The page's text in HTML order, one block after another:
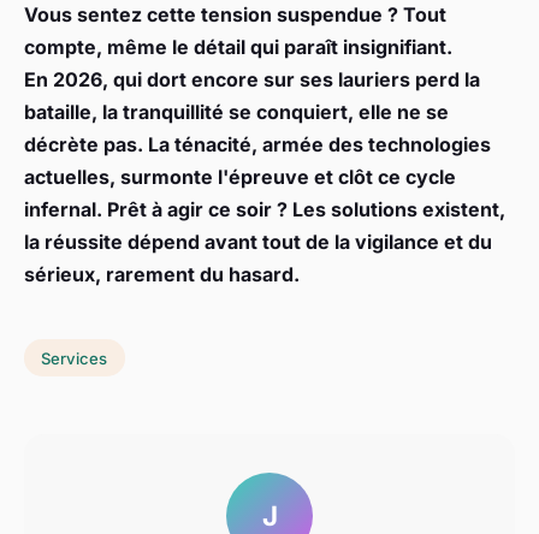
Vous sentez cette tension suspendue ? Tout
compte, même le détail qui paraît insignifiant.
En 2026, qui dort encore sur ses lauriers perd la
bataille, la tranquillité se conquiert, elle ne se
décrète pas. La ténacité, armée des technologies
actuelles, surmonte l'épreuve et clôt ce cycle
infernal. Prêt à agir ce soir ? Les solutions existent,
la réussite dépend avant tout de la vigilance et du
sérieux, rarement du hasard.
Services
J